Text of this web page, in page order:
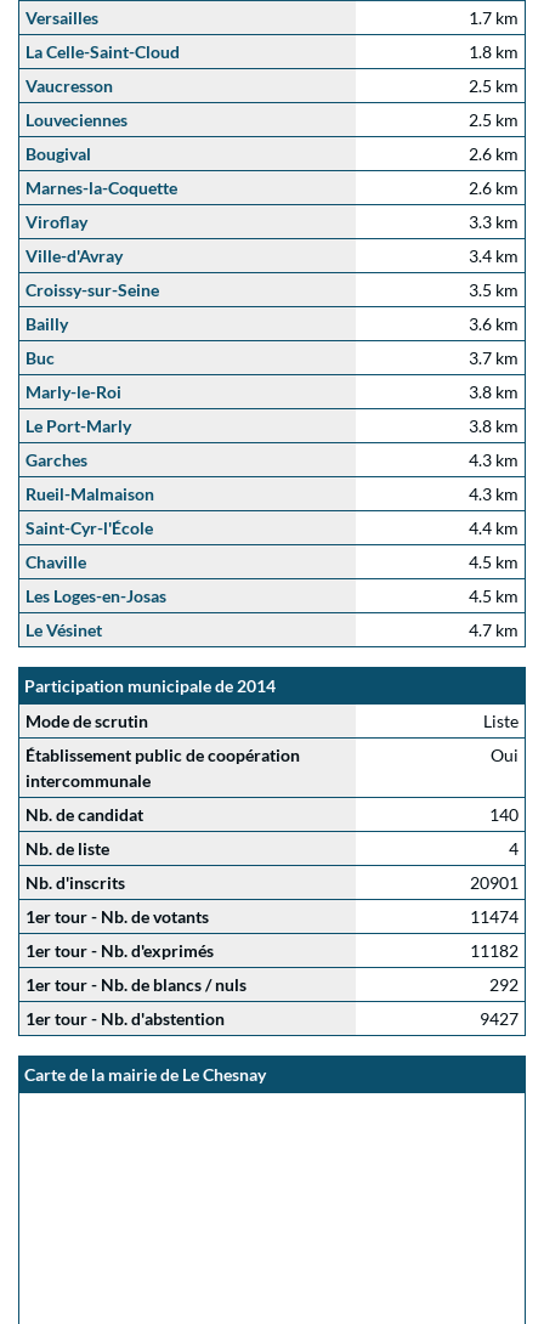
Versailles
1.7 km
La Celle-Saint-Cloud
1.8 km
Vaucresson
2.5 km
Louveciennes
2.5 km
Bougival
2.6 km
Marnes-la-Coquette
2.6 km
Viroflay
3.3 km
Ville-d'Avray
3.4 km
Croissy-sur-Seine
3.5 km
Bailly
3.6 km
Buc
3.7 km
Marly-le-Roi
3.8 km
Le Port-Marly
3.8 km
Garches
4.3 km
Rueil-Malmaison
4.3 km
Saint-Cyr-l'École
4.4 km
Chaville
4.5 km
Les Loges-en-Josas
4.5 km
Le Vésinet
4.7 km
Participation municipale de 2014
Mode de scrutin
Liste
Établissement public de coopération
intercommunale
Oui
Nb. de candidat
140
Nb. de liste
4
Nb. d'inscrits
20901
1er tour - Nb. de votants
11474
1er tour - Nb. d'exprimés
11182
1er tour - Nb. de blancs / nuls
292
1er tour - Nb. d'abstention
9427
Carte de la mairie de Le Chesnay